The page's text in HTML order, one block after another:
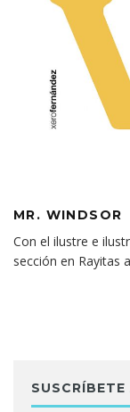
MR. WINDSOR
Con el ilustre e
sección en Rayitas